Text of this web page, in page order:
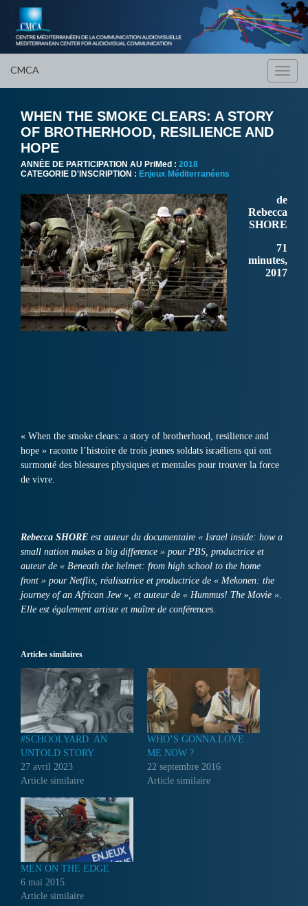
CMCA
WHEN THE SMOKE CLEARS: A STORY
OF BROTHERHOOD, RESILIENCE AND
HOPE
ANNÈE DE PARTICIPATION AU PriMed : 2018
CATEGORIE D'INSCRIPTION : Enjeux Méditerranéens
de
Rebecca
SHORE
71
minutes,
2017
« When the smoke clears: a story of brotherhood, resilience and
hope » raconte l’histoire de trois jeunes soldats israéliens qui ont
surmonté des blessures physiques et mentales pour trouver la force
de vivre.
Rebecca SHORE est auteur du documentaire « Israel inside: how a
small nation makes a big difference » pour PBS, productrice et
auteur de « Beneath the helmet: from high school to the home
front » pour Netflix, réalisatrice et productrice de « Mekonen: the
journey of an African Jew », et auteur de « Hummus! The Movie ».
Elle est également artiste et maître de conférences.
Articles similaires
#SCHOOLYARD. AN
UNTOLD STORY
27 avril 2023
Article similaire
WHO’S GONNA LOVE
ME NOW ?
22 septembre 2016
Article similaire
MEN ON THE EDGE
6 mai 2015
Article similaire